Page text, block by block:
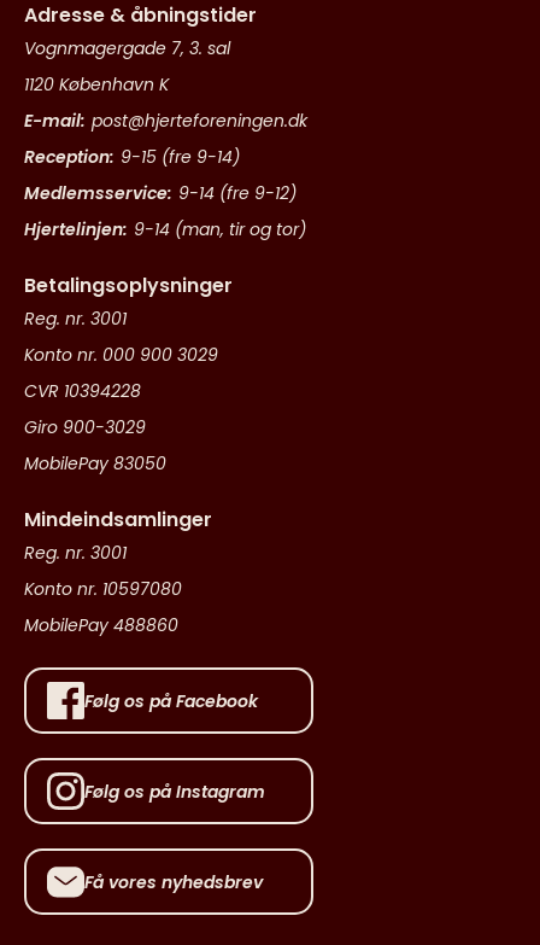
Adresse & åbningstider
Vognmagergade 7, 3. sal
1120 København K
E-mail: post@hjerteforeningen.dk
Reception: 9-15 (fre 9-14)
Medlemsservice: 9-14 (fre 9-12)
Hjertelinjen: 9-14 (man, tir og tor)
Betalingsoplysninger
Reg. nr. 3001
Konto nr. 000 900 3029
CVR 10394228
Giro 900-3029
MobilePay 83050
Mindeindsamlinger
Reg. nr. 3001
Konto nr. 10597080
MobilePay 488860
Følg os på Facebook
Følg os på Instagram
Få vores nyhedsbrev